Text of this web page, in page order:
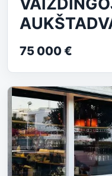
75 000 €